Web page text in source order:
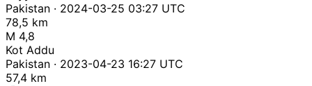
Pakistan · 2024-03-25 03:27 UTC
78,5 km
M 4,8
Kot Addu
Pakistan · 2023-04-23 16:27 UTC
57,4 km